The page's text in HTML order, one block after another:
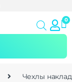
Чехлы